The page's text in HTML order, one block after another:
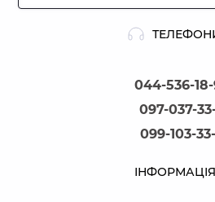
044-536-
097-037-33-
099-103-33-
ІНФОРМАЦІЯ